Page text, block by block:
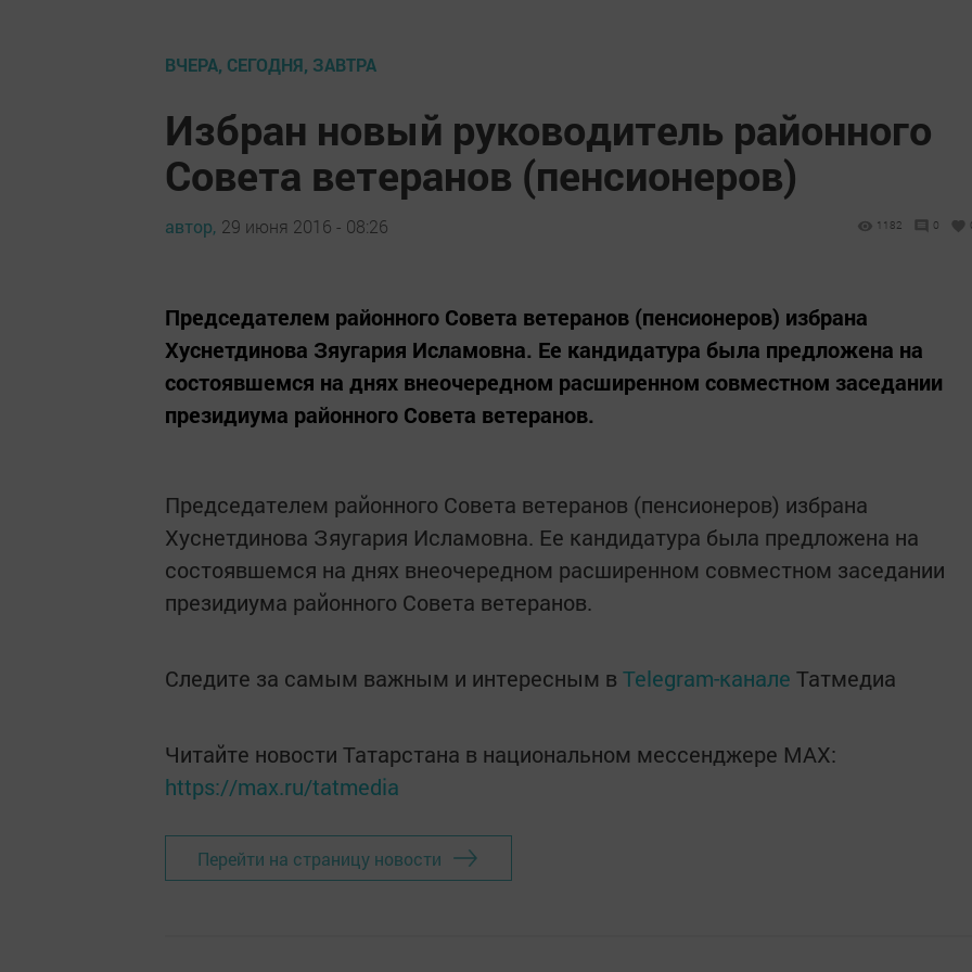
ВЧЕРА, СЕГОДНЯ, ЗАВТРА
Избран новый руководитель районного
Совета ветеранов (пенсионеров)
автор, 29 июня 2016 - 08:26 1182 0
Председателем районного Совета ветеранов (пенсионеров) избрана
Хуснетдинова Зяугария Исламовна. Ее кандидатура была предложена на
состоявшемся на днях внеочередном расширенном совместном заседании
президиума районного Совета ветеранов.
Председателем районного Совета ветеранов (пенсионеров) избрана
Хуснетдинова Зяугария Исламовна. Ее кандидатура была предложена на
состоявшемся на днях внеочередном расширенном совместном заседании
президиума районного Совета ветеранов.
Следите за самым важным и интересным в Telegram-канале Татмедиа
Читайте новости Татарстана в национальном мессенджере MАХ:
https://max.ru/tatmedia
Перейти на страницу новости